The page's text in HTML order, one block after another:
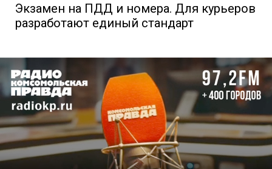
Экзамен на ПДД и номера. Для курьеров
разработают единый стандарт